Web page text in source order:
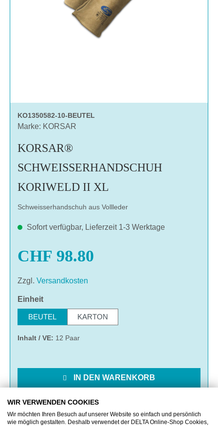
KO1350582-10-BEUTEL
Marke: KORSAR
KORSAR®
SCHWEISSERHANDSCHUH
KORIWELD II XL
Schweisserhandschuh aus Vollleder
Sofort verfügbar, Lieferzeit 1-3 Werktage
CHF 98.80
Zzgl. Versandkosten
Einheitauswählen
BEUTEL KARTON
Inhalt / VE: 12 Paar
IN DEN WARENKORB
WIR VERWENDEN COOKIES
Wir möchten Ihren Besuch auf unserer Website so einfach und persönlich
wie möglich gestalten. Deshalb verwendet der DELTA Online-Shop Cookies,